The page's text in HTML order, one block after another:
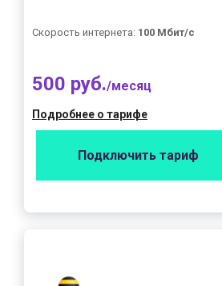
Скорость интернета: 100 Мбит/с
500 руб./месяц
Подробнее о тарифе
Подключить тариф